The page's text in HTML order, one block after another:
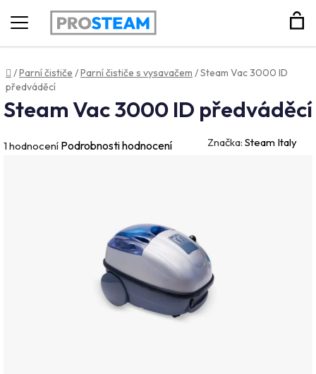
Hledat
Domů
/Parní čističe /Parní čističe s vysavačem /Steam Vac 3000 ID
předváděcí
Steam Vac 3000 ID předváděcí
Průměrné
1 hodnocení Podrobnosti hodnocení Značka: Steam Italy